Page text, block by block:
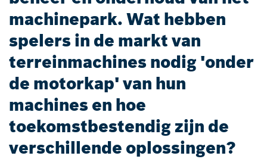
machinepark. Wat hebben
spelers in de markt van
terreinmachines nodig 'onder
de motorkap' van hun
machines en hoe
toekomstbestendig zijn de
verschillende oplossingen?